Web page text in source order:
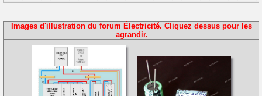
Images d'illustration du forum Électricité. Cliquez dessus pour les
agrandir.